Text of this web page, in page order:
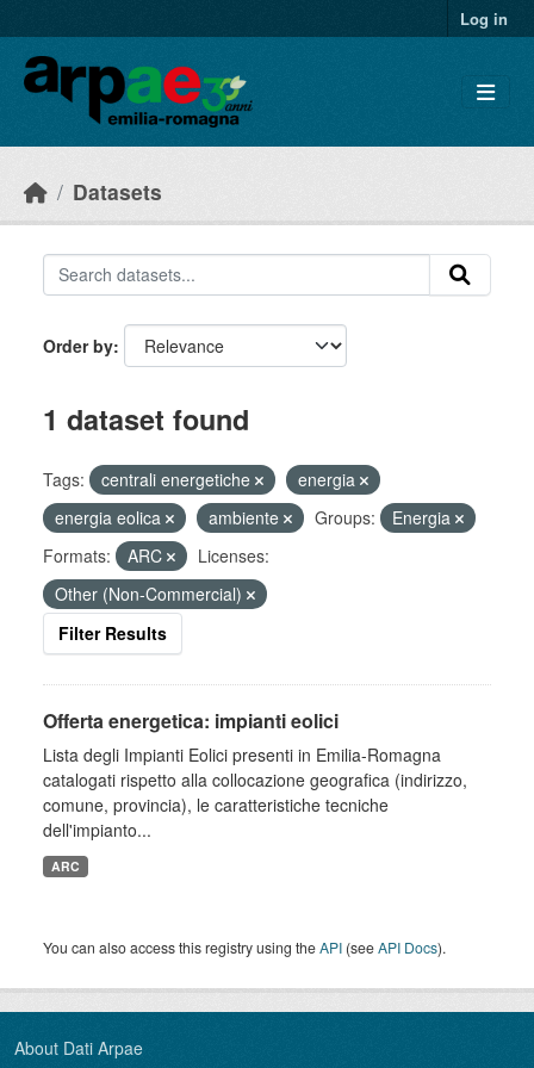
Log in
Datasets
Order by
1 dataset found
Tags: centrali energetiche
energia
energia eolica
ambiente Groups:
Energia
Formats:
ARC
Licenses:
Other (Non-Commercial)
Filter Results
Offerta energetica: impianti eolici
Lista degli Impianti Eolici presenti in Emilia-Romagna
catalogati rispetto alla collocazione geografica (indirizzo,
comune, provincia), le caratteristiche tecniche
dell'impianto...
ARC
You can also access this registry using theAPI (seeAPI Docs).
About Dati Arpae